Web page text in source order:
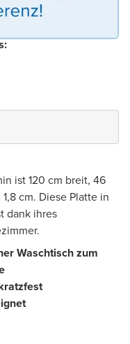
ist 120 cm breit, 46
cm. Diese Platte in
dank ihres
Waschtisch zum